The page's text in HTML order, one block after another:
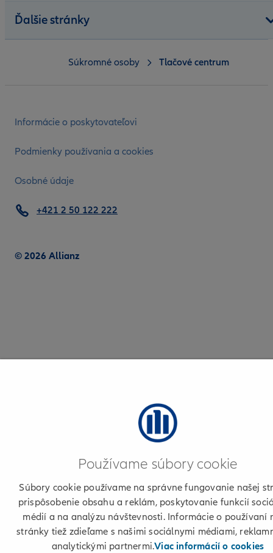
Ďalšie stránky
Informácie o poskytovateľovi
Podmienky používania a cookies
Osobné údaje
© 2026 Allianz
+421 2 50 122 222
Súkromné osoby Tlačové centrum
Používame súbory cookie
Súbory cookie používame na správne fungovanie našej
prispôsobenie obsahu a reklám, poskytovanie funkcií
médií a na analýzu návštevnosti. Informácie o používaní
stránky tiež zdieľame s našimi sociálnymi médiami,
analytickými partnermi.Viac informácií o cookies